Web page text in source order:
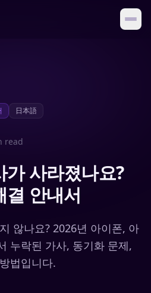
日本語
read
사라졌나요?
결 안내서
않나요? 2026년 아이폰, 아
누락된 가사, 동기화 문제,
법입니다.